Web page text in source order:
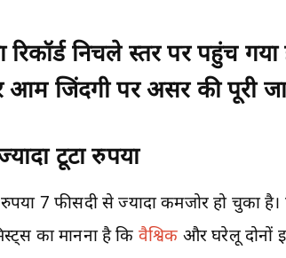
निचले स्तर पर पहुंच
जिंदगी पर असर की पूरी
टूटा रुपया
7 फीसदी से ज्यादा कमजोर हो चुका है।
का मानना है कि वैश्विक और घरेलू दोनों